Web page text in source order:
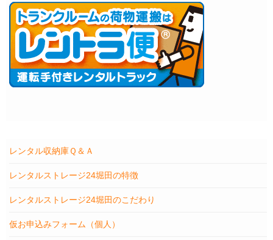
レンタル収納庫Ｑ＆Ａ
レンタルストレージ24堀田の特徴
レンタルストレージ24堀田のこだわり
仮お申込みフォーム（個人）